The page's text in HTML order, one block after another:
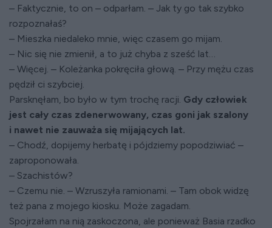
– Faktycznie, to on – odparłam. – Jak ty go tak szybko
rozpoznałaś?
– Mieszka niedaleko mnie, więc czasem go mijam.
– Nic się nie zmienił, a to już chyba z sześć lat…
– Więcej. – Koleżanka pokręciła głową. – Przy mężu czas
pędził ci szybciej.
Parsknęłam, bo było w tym trochę racji. Gdy człowiek
jest cały czas zdenerwowany, czas goni jak szalony
i nawet nie zauważa się mijających lat.
– Chodź, dopijemy herbatę i pójdziemy popodziwiać –
zaproponowała.
– Szachistów?
– Czemu nie. – Wzruszyła ramionami. – Tam obok widzę
też pana z mojego kiosku. Może zagadam.
Spojrzałam na nią zaskoczona, ale ponieważ Basia rzadko